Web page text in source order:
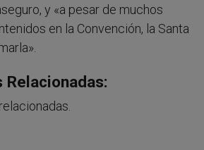
y «a pesar de muchos
en la Convención, la Santa